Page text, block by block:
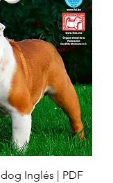
Inglés | PDF